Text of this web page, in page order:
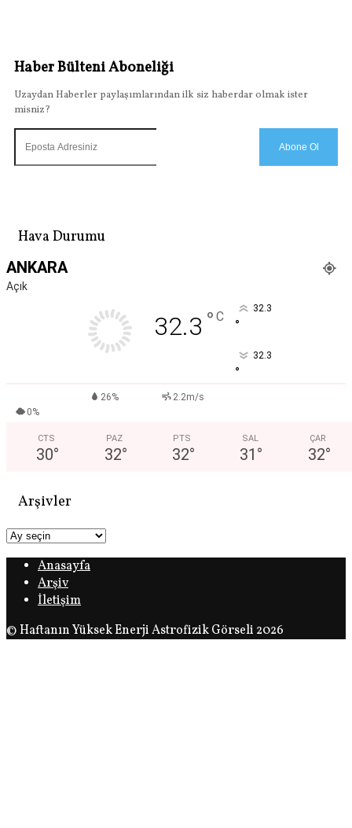
Haber Bülteni Aboneliği
Uzaydan Haberler paylaşımlarından ilk siz haberdar olmak ister
misniz?
Abone Ol
Hava Durumu
ANKARA
Açık
32.3 ° C
32.3
°
32.3
°
26%
2.2m/s
0%
CTS
30°
PAZ
32°
PTS
32°
SAL
31 °
ÇAR
32°
Arşivler
Arşivler
Anasayfa
Arşiv
İletişim
© Haftanın Yüksek Enerji Astrofizik Görseli 2026